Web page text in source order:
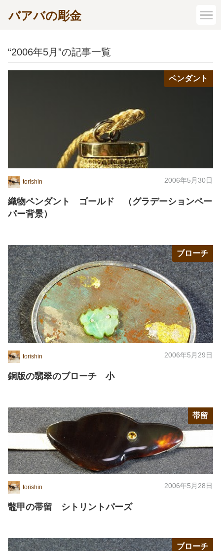
バアバの彫金
“2006年5月”の記事一覧
ペンダント
torishin 2006年5月30日
織物ペンダント ゴールド （グラデーションペー
パー背景）
ブローチ
torishin 2006年5月29日
銅版の翡翠のブローチ 小
帯留
torishin 2006年5月28日
鼈甲の帯留 シトリントパーズ
ブローチ